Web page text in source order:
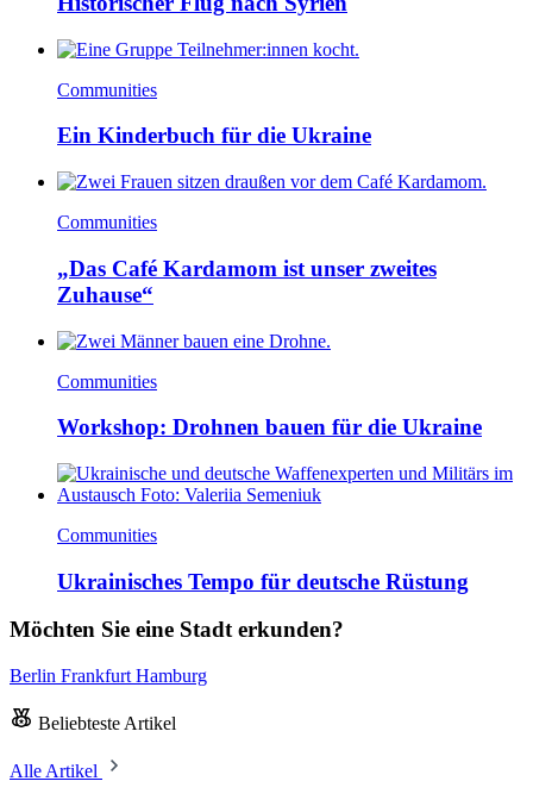
Communities
Ein Kinderbuch für die Ukraine
Communities
„Das Café Kardamom ist unser zweites
Zuhause“
Communities
Workshop: Drohnen bauen für die Ukraine
Communities
Ukrainisches Tempo für deutsche Rüstung
Möchten Sie eine Stadt erkunden?
Berlin Frankfurt Hamburg
Beliebteste Artikel
Alle Artikel